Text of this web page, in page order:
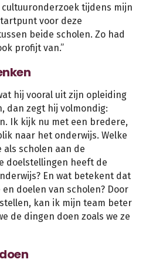
cultuuronderzoek tijdens mijn
voor deze
beide scholen. Zo had
profijt van.”
hij vooral uit zijn opleiding
dan zegt hij volmondig:
Ik kijk nu met een bredere,
naar het onderwijs. Welke
als scholen aan de
doelstellingen heeft de
En wat betekent dat
doelen van scholen? Door
kan ik mijn team beter
de dingen doen zoals we ze